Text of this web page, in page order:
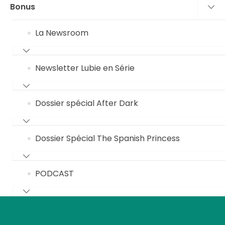
Bonus
La Newsroom
Newsletter Lubie en Série
Dossier spécial After Dark
Dossier Spécial The Spanish Princess
PODCAST